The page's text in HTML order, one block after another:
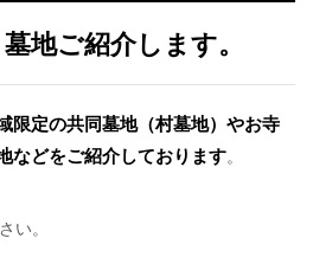
地ご紹介します。
限定の共同墓地（村墓地）やお寺
などをご紹介しております。
い。